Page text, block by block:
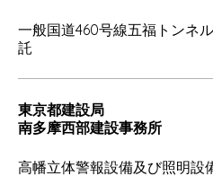
一般国道460号線五福トンネ
託
東京都建設局
南多摩西部建設事務所
高幡立体警報設備及び照明設